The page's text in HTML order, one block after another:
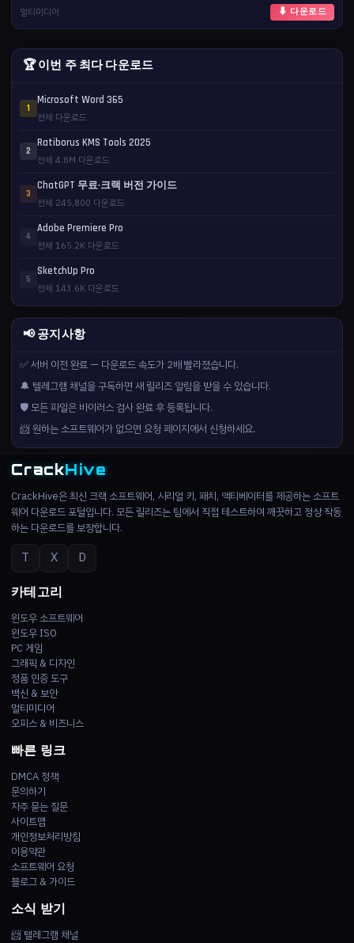
멀티미디어
⬇ 다운로드
🏆 이번 주 최다 다운로드
1
Microsoft Word 365
전체 다운로드
2
Ratiborus KMS Tools 2025
전체 4.8M 다운로드
3
ChatGPT 무료·크랙 버전 가이드
전체 245,800 다운로드
4
Adobe Premiere Pro
전체 165.2K 다운로드
5
SketchUp Pro
전체 143.6K 다운로드
📢 공지사항
✅ 서버 이전 완료 — 다운로드 속도가 2배 빨라졌습니다.
🔔 텔레그램 채널을 구독하면 새 릴리즈 알림을 받을 수 있습니다.
🛡️ 모든 파일은 바이러스 검사 완료 후 등록됩니다.
📨 원하는 소프트웨어가 없으면 요청 페이지에서 신청하세요.
CrackHive
CrackHive은 최신 크랙 소프트웨어, 시리얼 키, 패치, 액티베이터를 제공하는 소프트
웨어 다운로드 포털입니다. 모든 릴리즈는 팀에서 직접 테스트하여 깨끗하고 정상 작동
하는 다운로드를 보장합니다.
T X D
카테고리
윈도우 소프트웨어
윈도우 ISO
PC 게임
그래픽 & 디자인
정품 인증 도구
백신 & 보안
멀티미디어
오피스 & 비즈니스
빠른 링크
DMCA 정책
문의하기
자주 묻는 질문
사이트맵
개인정보처리방침
이용약관
소프트웨어 요청
블로그 & 가이드
소식 받기
📨 텔레그램 채널